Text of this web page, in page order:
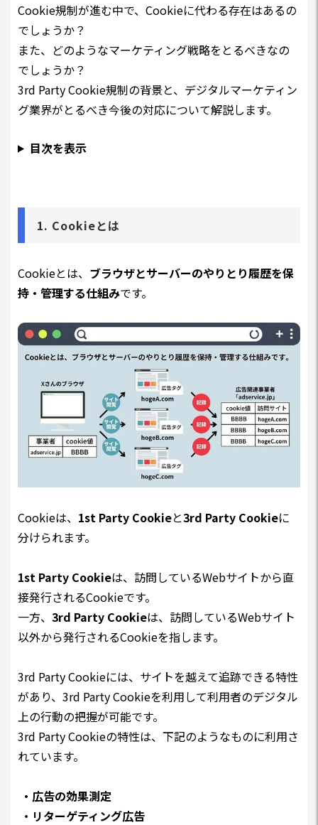
Cookie規制が進む中で、Cookieに代わる存在はあるの
でしょうか？
また、どのようなマーケティング戦略をとるべきなの
でしょうか？
3rd Party Cookie規制の背景と、デジタルマーケティン
グ業界がとるべき今後の対応について解説します。
目次を表示
1. Cookieとは
Cookieとは、 ブラウザとサーバーのやりとり履歴を保
持・管理する仕組みです。
Cookieは、 1st Party Cookieと3rd Party Cookieに
分けられます。
1st Party Cookieは、訪問しているWebサイトから直
接発行されるCookieです。
一方、 3rd Party Cookieは、訪問しているWebサイト
以外から発行されるCookieを指します。
3rd Party Cookieには、サイトを越えて追跡できる特性
があり、3rd Party Cookieを利用して利用者のデジタル
上の行動の把握が可能です。
3rd Party Cookieの特性は、下記のようなものに利用さ
れています。
・広告の効果測定
・リターゲティング広告